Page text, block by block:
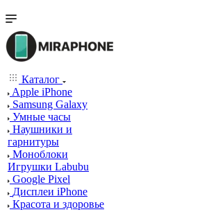
Каталог
Apple iPhone
Samsung Galaxy
Умные часы
Наушники и
гарнитуры
Моноблоки
Игрушки Labubu
Google Pixel
Дисплеи iPhone
Красота и здоровье